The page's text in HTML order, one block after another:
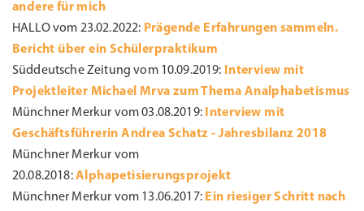
andere für mich
HALLO vom 23.02.2022: Prägende Erfahrungen sammeln.
Bericht über ein Schülerpraktikum
Süddeutsche Zeitung vom 10.09.2019:
Interview mit
Projektleiter Michael Mrva zum Thema Analphabetismus
Münchner Merkur vom 03.08.2019:
Interview mit
Geschäftsführerin Andrea Schatz - Jahresbilanz 2018
Münchner Merkur vom
20.08.2018:Alphapetisierungsprojekt
Münchner Merkur vom 13.06.2017: Ein riesiger Schritt nach